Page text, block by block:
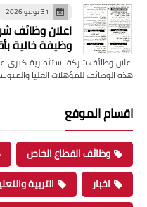
31 يوليو 2026
وظيفة خالية
هذه الوظائف للمؤهلات العليا
اقسام الموقع
وظائف القطاع الخاص
اخبار
التربية